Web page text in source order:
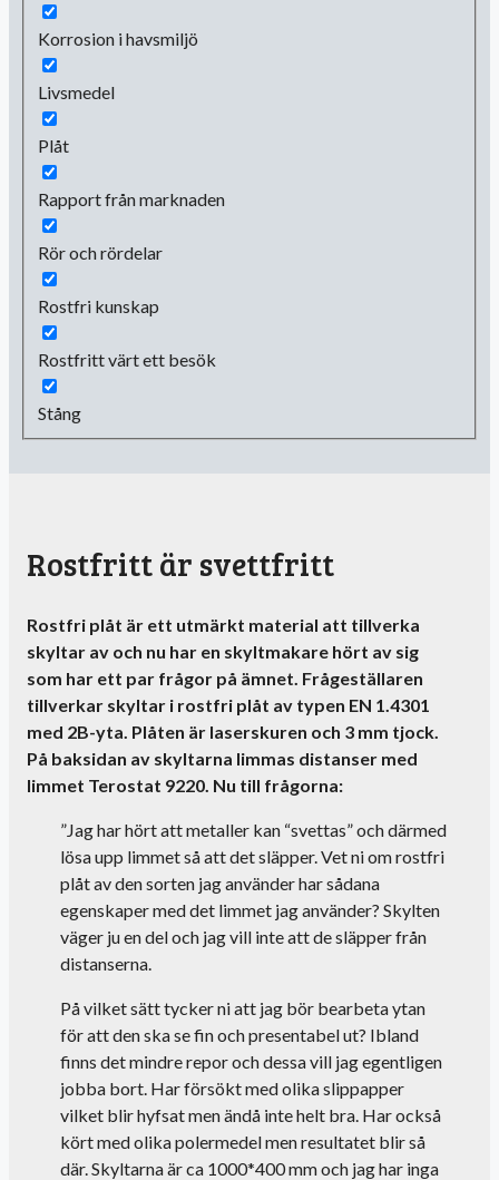
Korrosion i havsmiljö
Livsmedel
Plåt
Rapport från marknaden
Rör och rördelar
Rostfri kunskap
Rostfritt värt ett besök
Stång
Rostfritt är svettfritt
Rostfri plåt är ett utmärkt material att tillverka
skyltar av och nu har en skyltmakare hört av sig
som har ett par frågor på ämnet. Frågeställaren
tillverkar skyltar i rostfri plåt av typen EN 1.4301
med 2B-yta. Plåten är laserskuren och 3 mm tjock.
På baksidan av skyltarna limmas distanser med
limmet Terostat 9220. Nu till frågorna:
”Jag har hört att metaller kan “svettas” och därmed
lösa upp limmet så att det släpper. Vet ni om rostfri
plåt av den sorten jag använder har sådana
egenskaper med det limmet jag använder? Skylten
väger ju en del och jag vill inte att de släpper från
distanserna.
På vilket sätt tycker ni att jag bör bearbeta ytan
för att den ska se fin och presentabel ut? Ibland
finns det mindre repor och dessa vill jag egentligen
jobba bort. Har försökt med olika slippapper
vilket blir hyfsat men ändå inte helt bra. Har också
kört med olika polermedel men resultatet blir så
där. Skyltarna är ca 1000*400 mm och jag har inga